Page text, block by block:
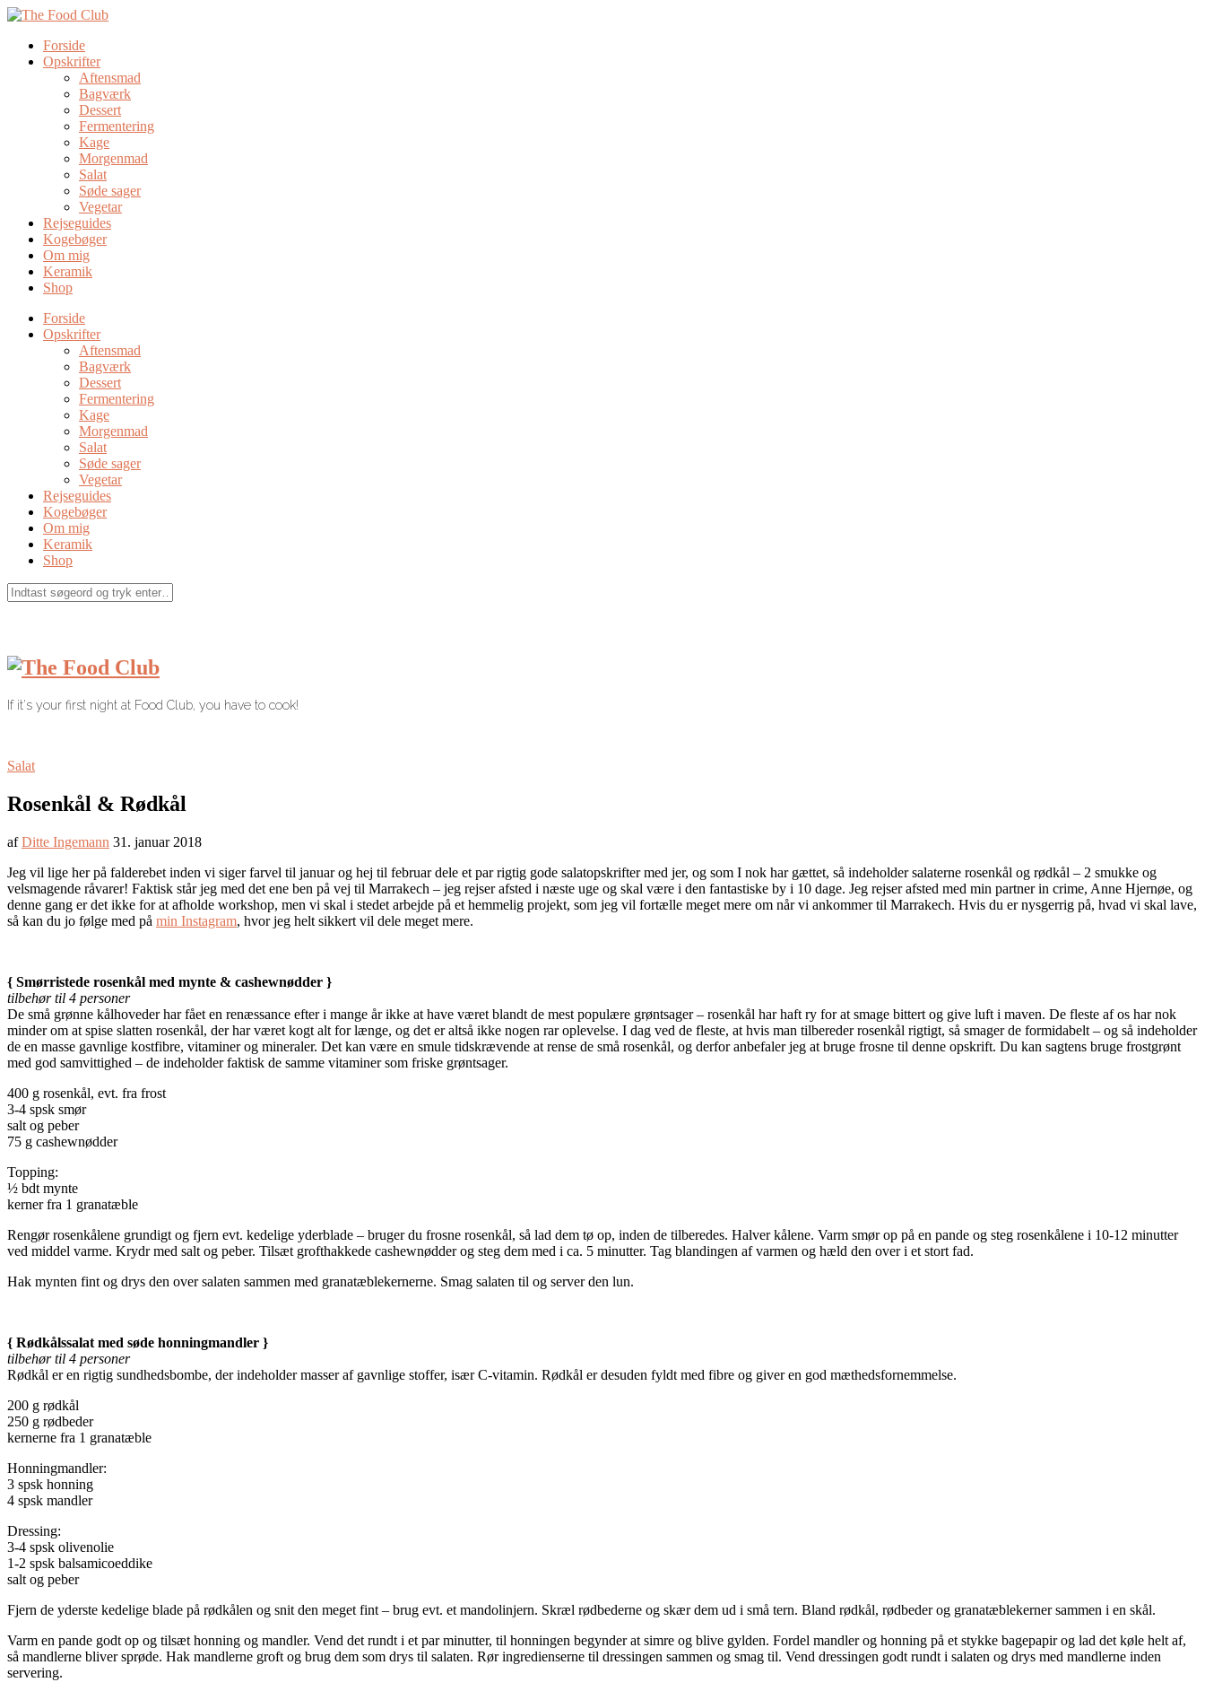
Forside
Opskrifter
Aftensmad
Bagværk
Dessert
Fermentering
Kage
Morgenmad
Salat
Søde sager
Vegetar
Rejseguides
Kogebøger
Om mig
Keramik
Shop
Forside
Opskrifter
Aftensmad
Bagværk
Dessert
Fermentering
Kage
Morgenmad
Salat
Søde sager
Vegetar
Rejseguides
Kogebøger
Om mig
Keramik
Shop
If it's your first night at Food Club, you have to cook!
Salat
Rosenkål & Rødkål
afDitte Ingemann 31. januar 2018
Jeg vil lige her på falderebet inden vi siger farvel til januar og hej til februar dele et par rigtig gode salatopskrifter med jer, og som I nok har gættet, så indeholder salaterne rosenkål og rødkål – 2 smukke og
velsmagende råvarer! Faktisk står jeg med det ene ben på vej til Marrakech – jeg rejser afsted i næste uge og skal være i den fantastiske by i 10 dage. Jeg rejser afsted med min partner in crime, Anne Hjernøe, og
denne gang er det ikke for at afholde workshop, men vi skal i stedet arbejde på et hemmelig projekt, som jeg vil fortælle meget mere om når vi ankommer til Marrakech. Hvis du er nysgerrig på, hvad vi skal lave,
så kan du jo følge med på min Instagram, hvor jeg helt sikkert vil dele meget mere.
{ Smørristede rosenkål med mynte & cashewnødder }
tilbehør til 4 personer
De små grønne kålhoveder har fået en renæssance efter i mange år ikke at have været blandt de mest populære grøntsager – rosenkål har haft ry for at smage bittert og give luft i maven. De fleste af os har nok
minder om at spise slatten rosenkål, der har været kogt alt for længe, og det er altså ikke nogen rar oplevelse. I dag ved de fleste, at hvis man tilbereder rosenkål rigtigt, så smager de formidabelt – og så indeholder
de en masse gavnlige kostfibre, vitaminer og mineraler. Det kan være en smule tidskrævende at rense de små rosenkål, og derfor anbefaler jeg at bruge frosne til denne opskrift. Du kan sagtens bruge frostgrønt
med god samvittighed – de indeholder faktisk de samme vitaminer som friske grøntsager.
400 g rosenkål, evt. fra frost
3-4 spsk smør
salt og peber
75 g cashewnødder
Topping:
½ bdt mynte
kerner fra 1 granatæble
Rengør rosenkålene grundigt og fjern evt. kedelige yderblade – bruger du frosne rosenkål, så lad dem tø op, inden de tilberedes. Halver kålene. Varm smør op på en pande og steg rosenkålene i 10-12 minutter
ved middel varme. Krydr med salt og peber. Tilsæt grofthakkede cashewnødder og steg dem med i ca. 5 minutter. Tag blandingen af varmen og hæld den over i et stort fad.
Hak mynten fint og drys den over salaten sammen med granatæblekernerne. Smag salaten til og server den lun.
{ Rødkålssalat med søde honningmandler }
tilbehør til 4 personer
Rødkål er en rigtig sundhedsbombe, der indeholder masser af gavnlige stoffer, især C-vitamin. Rødkål er desuden fyldt med fibre og giver en god mæthedsfornemmelse.
200 g rødkål
250 g rødbeder
kernerne fra 1 granatæble
Honningmandler:
3 spsk honning
4 spsk mandler
Dressing:
3-4 spsk olivenolie
1-2 spsk balsamicoeddike
salt og peber
Fjern de yderste kedelige blade på rødkålen og snit den meget fint – brug evt. et mandolinjern. Skræl rødbederne og skær dem ud i små tern. Bland rødkål, rødbeder og granatæblekerner sammen i en skål.
Varm en pande godt op og tilsæt honning og mandler. Vend det rundt i et par minutter, til honningen begynder at simre og blive gylden. Fordel mandler og honning på et stykke bagepapir og lad det køle helt af,
så mandlerne bliver sprøde. Hak mandlerne groft og brug dem som drys til salaten. Rør ingredienserne til dressingen sammen og smag til. Vend dressingen godt rundt i salaten og drys med mandlerne inden
servering.